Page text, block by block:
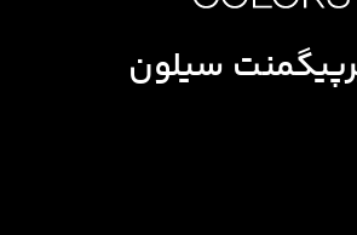
سیلون